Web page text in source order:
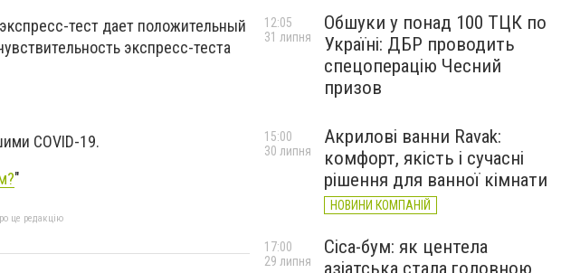
тест дает положительный
экспресс-теста
COVID-19.
"
це редакцію
Обшуки у понад 100 ТЦК по
Україні: ДБР проводить
спецоперацію Чесний
призов
12:05
31 липня
Акрилові ванни Ravak:
комфорт, якість і сучасні
рішення для ванної кімнати
НОВИНИ КОМПАНІЙ
15:00
30 липня
Cica-бум: як центела
азіатська стала головною
17:00
29 липня